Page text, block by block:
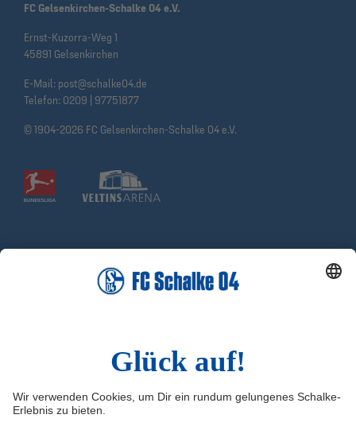
FC Gelsenkirchen-Schalke 04 e.V.
Ernst-Kuzorra-Weg 1
45891 Gelsenkirchen
E-Mail: post@schalke04.de
Telefon: 0209 | 97751877
© 1904-2026 FC Gelsenkirchen-Schalke 04 e.V.
Infos Quicklinks
Facebook RAG-Stiftung